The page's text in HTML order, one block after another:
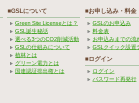
■GSLについて
Green Site Licenseとは？
GSL誕生秘話
選べる3つのCO2削減活動
GSLの仕組みについて
植林とは
グリーン電力とは
国連認証排出権とは
■お申し込み・料金
GSLのお申込み
料金表
お申込みまでの流
GSLクイック設置
■ログイン
ログイン
パスワード再発行